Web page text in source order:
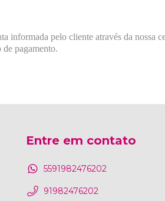
informada pelo cliente através da nossa
de pagamento.
Entre em contato
5591982476202
91982476202